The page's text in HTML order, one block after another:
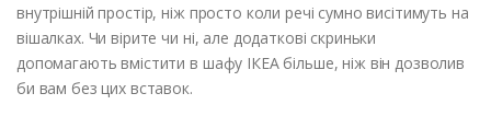
внутрішній простір, ніж просто коли речі сумно висітимуть на
вішалках. Чи вірите чи ні, але додаткові скриньки
допомагають вмістити в шафу ІКЕА більше, ніж він дозволив
би вам без цих вставок.